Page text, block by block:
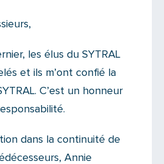
les élus du SYTRAL
et ils m’ont confié la
C’est un honneur
dans la continuité de
Annie